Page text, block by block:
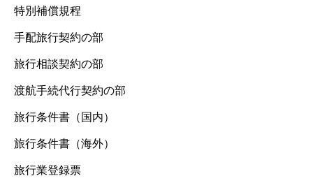
特別補償規程
手配旅行契約の部
旅行相談契約の部
渡航手続代行契約の部
旅行条件書（国内）
旅行条件書（海外）
旅行業登録票